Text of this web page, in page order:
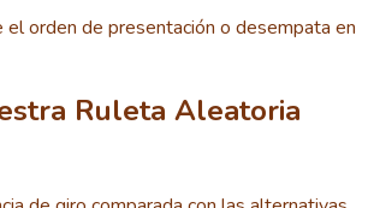
el orden de presentación o desempata en
Ruleta Aleatoria